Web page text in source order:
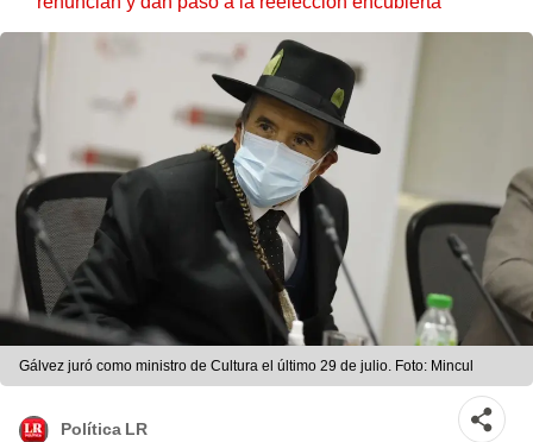
Gálvez juró como ministro de Cultura el último 29 de julio. Foto: Mincul
Política LR